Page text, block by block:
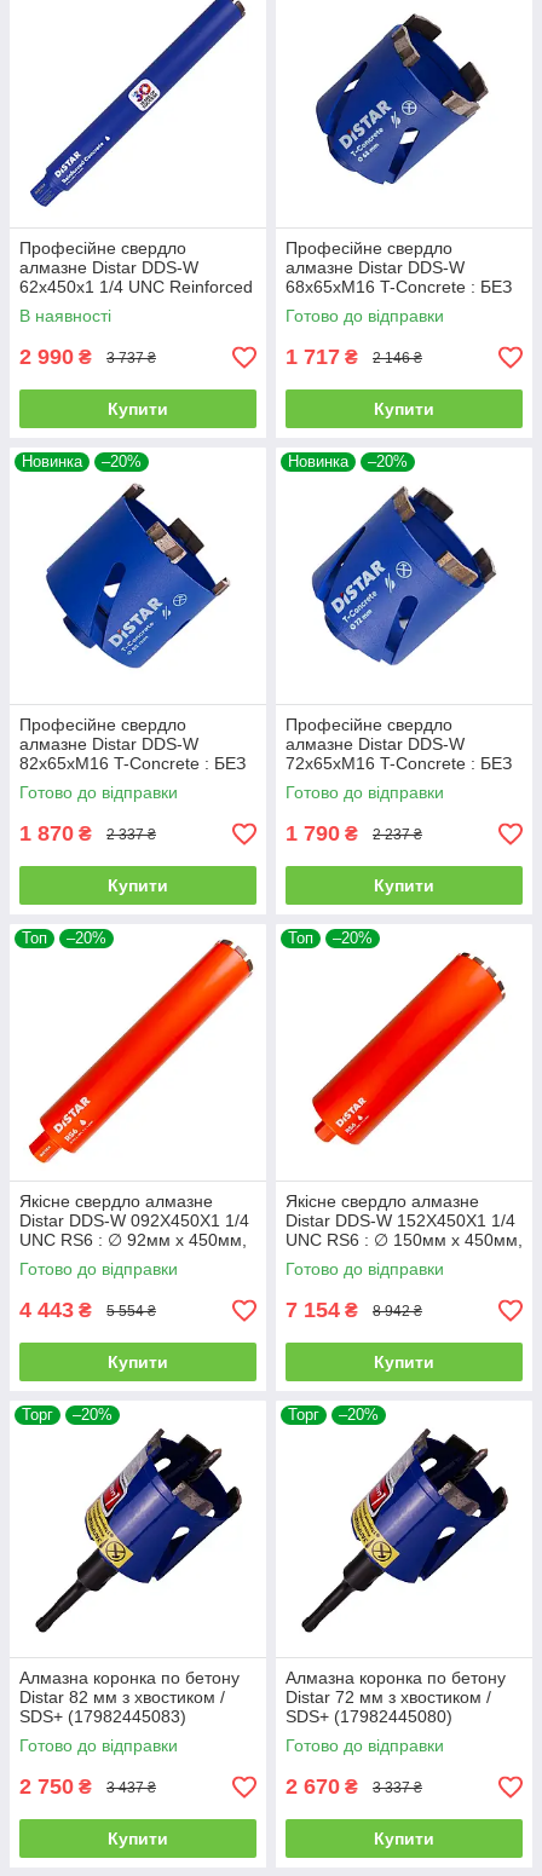
Професійне свердло
алмазне Distar DDS-W
62x450x1 1/4 UNC Reinforced
concrete (17903094077)
В наявності
2 990 ₴ 3 737 ₴
Купити
Професійне свердло
алмазне Distar DDS-W
68x65xМ16 T-Concrete : БЕЗ
ХВОСТОВИКА ∅ 68мм х
65мм (17984445079)
Готово до відправки
1 717 ₴ 2 146 ₴
Купити
Новинка –20%
Професійне свердло
алмазне Distar DDS-W
82x65xМ16 T-Concrete : БЕЗ
ХВОСТОВИКА ∅ 82мм х
65мм (17984445083)
Готово до відправки
1 870 ₴ 2 337 ₴
Купити
Новинка –20%
Професійне свердло
алмазне Distar DDS-W
72x65xМ16 T-Concrete : БЕЗ
ХВОСТОВИКА ∅ 72мм х
65мм (17984445080)
Готово до відправки
1 790 ₴ 2 237 ₴
Купити
Топ –20%
Якісне свердло алмазне
Distar DDS-W 092X450X1 1/4
UNC RS6 : ∅ 92мм х 450мм,
бетон армований
Готово до відправки
4 443 ₴ 5 554 ₴
Купити
Топ –20%
Якісне свердло алмазне
Distar DDS-W 152X450X1 1/4
UNC RS6 : ∅ 150мм х 450мм,
бетон армований
Готово до відправки
7 154 ₴ 8 942 ₴
Купити
Торг –20%
Алмазна коронка по бетону
Distar 82 мм з хвостиком /
SDS+ (17982445083)
Готово до відправки
2 750 ₴ 3 437 ₴
Купити
Торг –20%
Алмазна коронка по бетону
Distar 72 мм з хвостиком /
SDS+ (17982445080)
Готово до відправки
2 670 ₴ 3 337 ₴
Купити